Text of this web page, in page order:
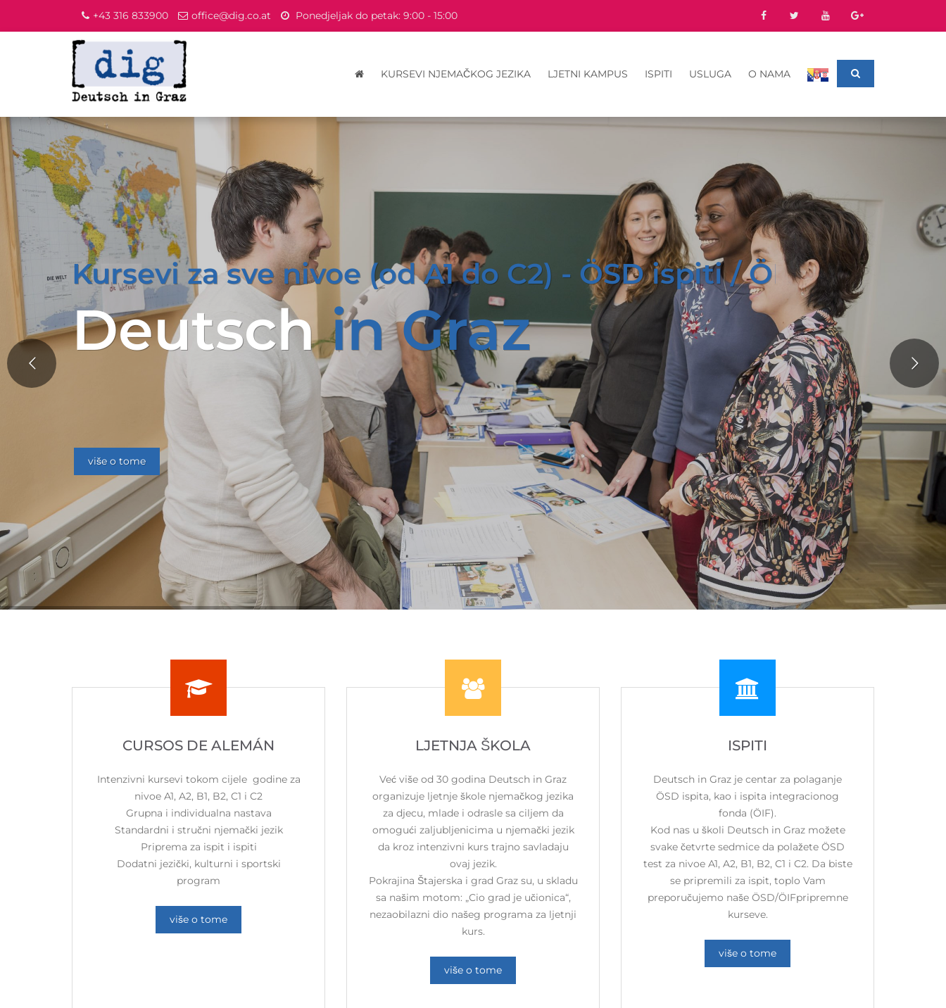
+43 316 833900 office@dig.co.at Ponedjeljak do petak: 9:00 - 15:00
KURSEVI NJEMAČKOG JEZIKA LJETNI KAMPUS ISPITI USLUGA O NAMA
Kursevi za sve nivoe (od A1 do C2) - ÖSD ispiti / ÖIF-Tests
Deutschin Graz
više o tome
CURSOS DE ALEMÁN
Intenzivni kursevi tokom cijele godine za
nivoe A1, A2, B1, B2, C1 i C2
Grupna i individualna nastava
Standardni i stručni njemački jezik
Priprema za ispit i ispiti
Dodatni jezički, kulturni i sportski
program
više o tome
LJETNJA ŠKOLA
Već više od 30 godina Deutsch in Graz
organizuje ljetnje škole njemačkog jezika
za djecu, mlade i odrasle sa ciljem da
omogući zaljubljenicima u njemački jezik
da kroz intenzivni kurs trajno savladaju
ovaj jezik.
Pokrajina Štajerska i grad Graz su, u skladu
sa našim motom: „Cio grad je učionica“,
nezaobilazni dio našeg programa za ljetnji
kurs.
više o tome
ISPITI
Deutsch in Graz je centar za polaganje
ÖSD ispita, kao i ispita integracionog
fonda (ÖIF).
Kod nas u školi Deutsch in Graz možete
svake četvrte sedmice da polažete ÖSD
test za nivoe A1, A2, B1, B2, C1 i C2. Da biste
se pripremili za ispit, toplo Vam
preporučujemo naše ÖSD/ÖIFpripremne
kurseve.
više o tome